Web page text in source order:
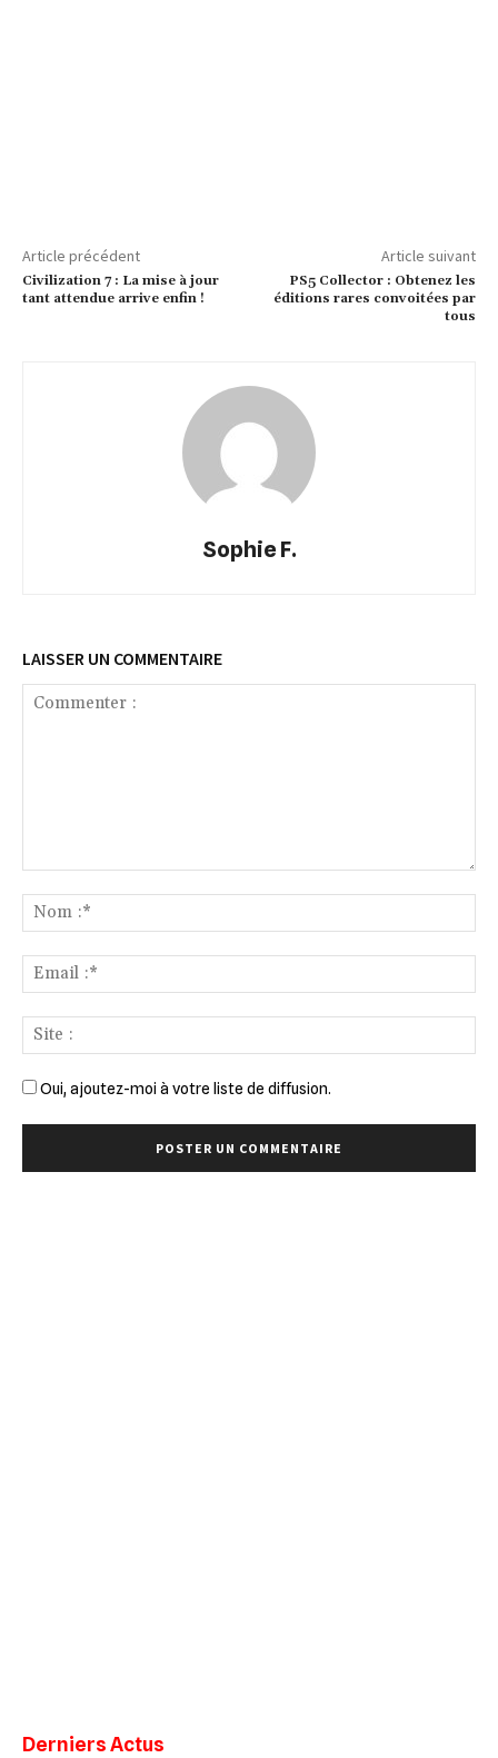
Article précédent
Civilization 7 : La mise à jour
tant attendue arrive enfin !
Article suivant
PS5 Collector : Obtenez les
éditions rares convoitées par
tous
Sophie F.
LAISSER UN COMMENTAIRE
Oui, ajoutez-moi à votre liste de diffusion.
Derniers Actus